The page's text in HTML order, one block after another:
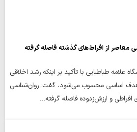
معاصر از افراط‌های گذشته فاصله گرفته
علامه طباطبایی با تأکید بر اینکه رشد اخلاقی
اساسی محسوب می‌شود، گفت: روان‌شناسی
افراطی و ارزش‌زدوده فاصله گرفته…